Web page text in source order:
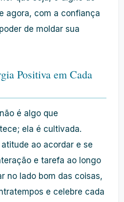
agora, com a confiança
de moldar sua
Positiva em Cada
não é algo que
ela é cultivada.
ao acordar e se
e tarefa ao longo
no lado bom das coisas,
e celebre cada